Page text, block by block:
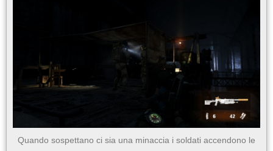
Quando sospettano ci sia una minaccia i soldati accendono le